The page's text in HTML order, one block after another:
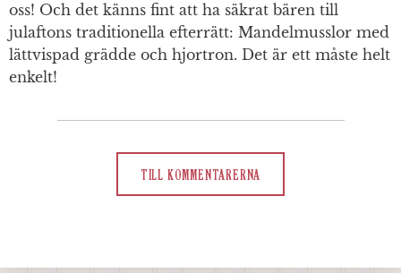
oss! Och det känns fint att ha säkrat bären till
julaftons traditionella efterrätt: Mandelmusslor med
lättvispad grädde och hjortron. Det är ett måste helt
enkelt!
TILL KOMMENTARERNA